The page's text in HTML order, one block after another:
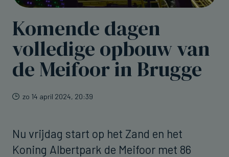
Komende dagen
volledige opbouw van
de Meifoor in Brugge
zo 14 april 2024, 20:39
Nu vrijdag start op het Zand en het
Koning Albertpark de Meifoor met 86